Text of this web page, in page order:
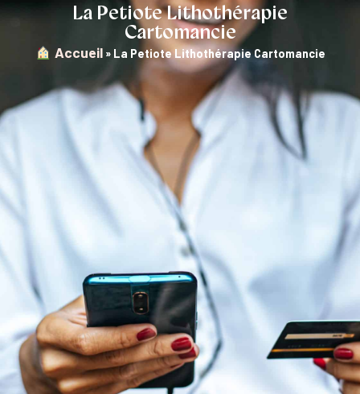
La Petiote Lithothérapie
Cartomancie
︎ Accueil » La Petiote Lithothérapie Cartomancie